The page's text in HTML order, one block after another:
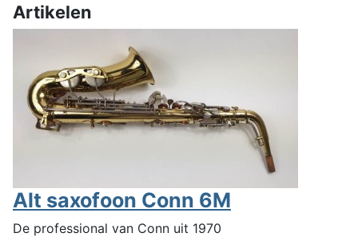
Artikelen
Alt saxofoon Conn 6M
De professional van Conn uit 1970